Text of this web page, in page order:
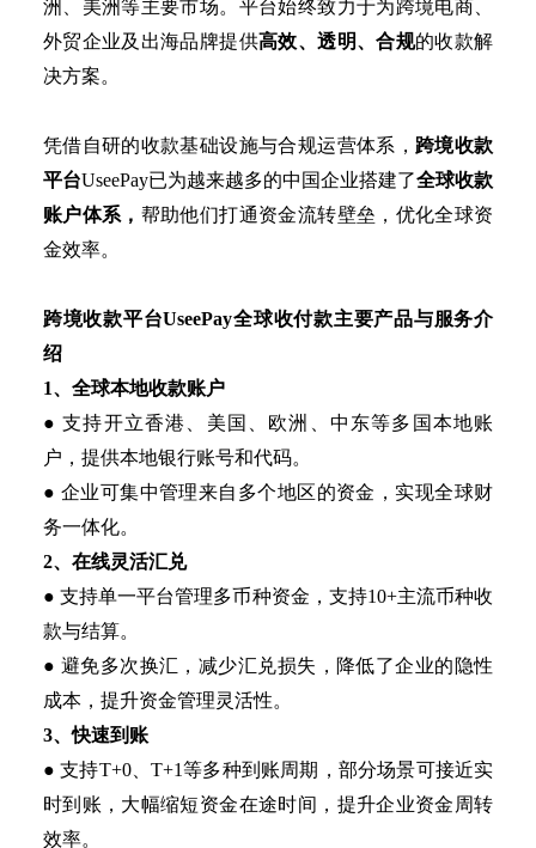
洲、美洲等主要市场。平台始终致力于为跨境电商、
外贸企业及出海品牌提供高效、透明、合规的收款解
决方案。
凭借自研的收款基础设施与合规运营体系， 跨境收款
平台UseePay已为越来越多的中国企业搭建了全球收款
账户体系， 帮助他们打通资金流转壁垒，优化全球资
金效率。
跨境收款平台UseePay全球收付款主要产品与服务介
绍
1、全球本地收款账户
● 支持开立香港、美国、欧洲、中东等多国本地账
户，提供本地银行账号和代码。
● 企业可集中管理来自多个地区的资金，实现全球财
务一体化。
2、在线灵活汇兑
● 支持单一平台管理多币种资金，支持10+主流币种收
款与结算。
● 避免多次换汇，减少汇兑损失，降低了企业的隐性
成本，提升资金管理灵活性。
3、快速到账
● 支持T+0、T+1等多种到账周期，部分场景可接近实
时到账，大幅缩短资金在途时间，提升企业资金周转
效率。